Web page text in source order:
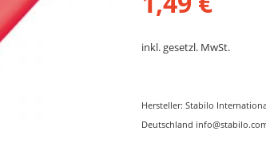
inkl. gesetzl. MwSt.
Hersteller: Stabilo
Deutschland